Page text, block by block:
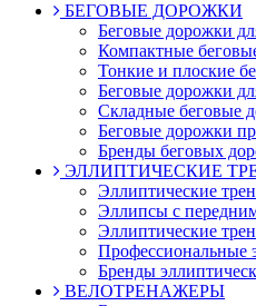
БЕГОВЫЕ ДОРОЖКИ
Беговые дорожки
Компактные
Тонкие и плоские
Беговые дорожки
Складные беговые
Беговые дорожки
Бренды беговых
ЭЛЛИПТИЧЕСКИЕ
Эллиптические
Эллипсы с
Эллиптические
Профессиональные
Бренды
ВЕЛОТРЕНАЖЕРЫ